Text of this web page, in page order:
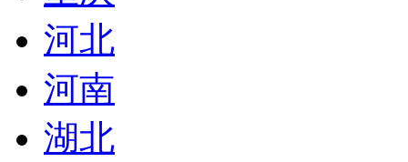
河北
河南
湖北